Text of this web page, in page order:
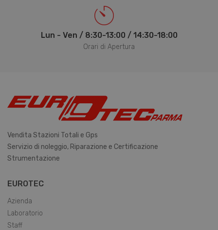
Lun - Ven / 8:30-13:00 / 14:30-18:00
Orari di Apertura
Vendita Stazioni Totali e Gps
Servizio di noleggio, Riparazione e Certificazione
Strumentazione
EUROTEC
Azienda
Laboratorio
Staff
I cookie strettamente necessari
consentono funzionalità del sito Web
principale come l'accesso degli utenti e
la gestione dell'account. Il sito Web non
può essere utilizzato correttamente
senza i cookie strettamente necessari.